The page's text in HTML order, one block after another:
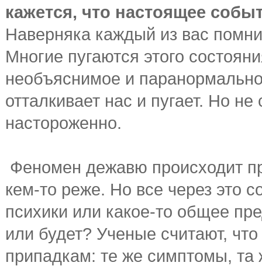
кажется, что настоящее
Наверняка каждый из вас
Многие пугаются этого
необъяснимое и
отталкивает нас и пугает. Но
настороженно.
Феномен дежавю происходит
кем-то реже. Но все через это
психики или какое-то общее
или будет? Ученые считают,
припадкам: те же симптомы, та